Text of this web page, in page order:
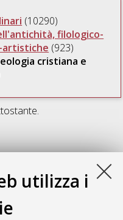
utilizza i
(10290)
filologico-
(923)
cristiana e